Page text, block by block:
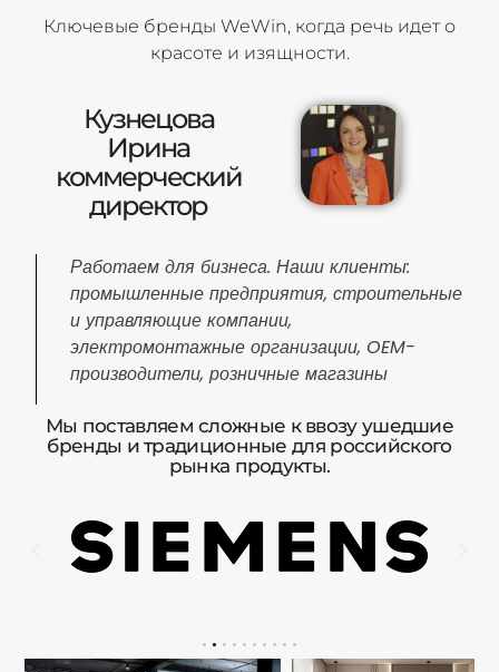
Ключевые бренды WeWin, когда речь идет о
красоте и изящности.
Кузнецова
Ирина
коммерческий
директор
Работаем для бизнеса. Наши клиенты:
промышленные предприятия, строительные
и управляющие компании,
электромонтажные организации, OEM-
производители, розничные магазины
Мы поставляем сложные к ввозу ушедшие
бренды и традиционные для российского
рынка продукты.